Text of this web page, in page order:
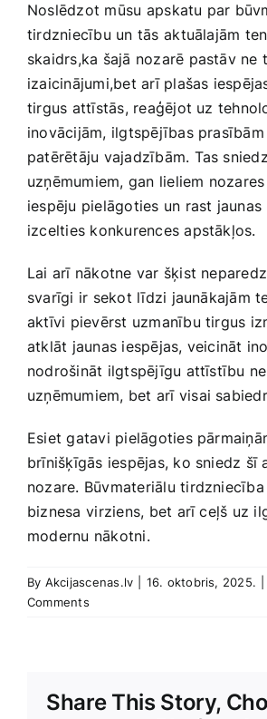
Noslēdzot mūsu⁤ apskatu par
tirdzniecību un tās ⁣aktuālajām
skaidrs,ka šajā nozarē pastāv ne
izaicinājumi,bet arī plašas
tirgus attīstās, reaģējot uz
inovācijām, ilgtspējības prasībām
patērētāju vajadzībām. Tas
‍uzņēmumiem, gan lieliem
iespēju pielāgoties un rast jaunas
izcelties konkurences apstākļos.
Lai arī nākotne var šķist
svarīgi ir sekot līdzi jaunākajām
aktīvi pievērst uzmanību tirgus
atklāt jaunas iespējas, veicināt
nodrošināt ilgtspējīgu attīstību
uzņēmumiem, bet arī visai
Esiet gatavi ‍pielāgoties
brīnišķīgās iespējas, ko sniedz šī
nozare. Būvmateriālu
biznesa ⁢virziens, bet arī ceļš uz
modernu nākotni.
By Akcijascenas.lv 16. oktobris, 2025.
Comments
Share This Story,